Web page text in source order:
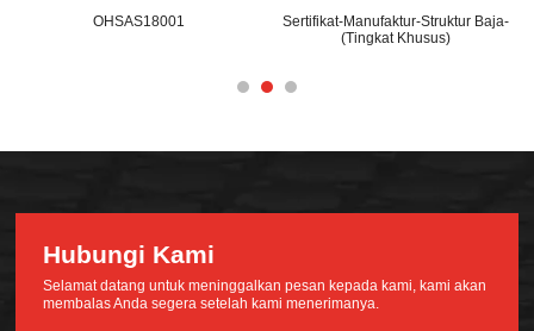
OHSAS18001
Sertifikat-Manufaktur-Struktur Baja-
(Tingkat Khusus)
Hubungi Kami
Selamat datang untuk meninggalkan pesan kepada kami, kami akan
membalas Anda segera setelah kami menerimanya.